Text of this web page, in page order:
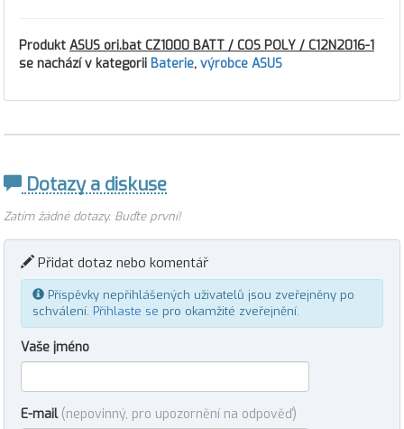
Produkt ASUS ori.bat CZ1000 BATT / COS POLY / C12N2016-1
se nachází v kategorii Baterie, výrobce ASUS
Dotazy a diskuse
Zatím žádné dotazy. Buďte první!
Přidat dotaz nebo komentář
Příspěvky nepřihlášených uživatelů jsou zveřejněny po
schválení. Přihlaste se pro okamžité zveřejnění.
Vaše jméno
E-mail (nepovinný, pro upozornění na odpověď)